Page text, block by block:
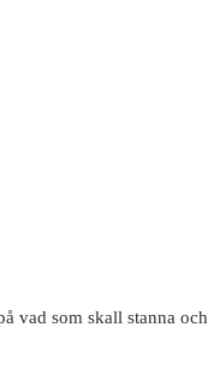
vad som skall stanna